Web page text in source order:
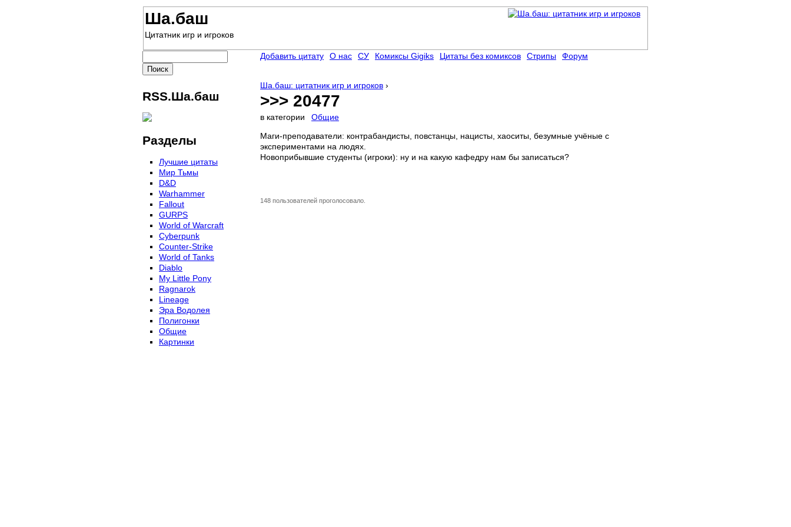
Ша.баш
Цитатник игр и игроков
Ша.баш: цитатник игр и игроков ›
>>> 20477
в категории
Общие
Маги-преподаватели: контрабандисты, повстанцы, нацисты, хаоситы, безумные учёные с
экспериментами на людях.
Новоприбывшие студенты (игроки): ну и на какую кафедру нам бы записаться?
148 пользователей проголосовало.
Добавить цитату О нас СУ Комиксы Gigiks Цитаты без комиксов Стрипы Форум
RSS.Ша.баш
Разделы
Лучшие цитаты
Мир Тьмы
D&D
Warhammer
Fallout
GURPS
World of Warcraft
Сyberpunk
Counter-Strike
World of Tanks
Diablo
My Little Pony
Ragnarok
Lineage
Эра Водолея
Полигонки
Общие
Картинки